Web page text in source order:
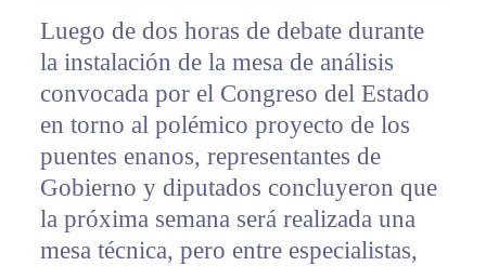
Luego de dos horas de debate durante
la instalación de la mesa de análisis
convocada por el Congreso del Estado
en torno al polémico proyecto de los
puentes enanos, representantes de
Gobierno y diputados concluyeron que
la próxima semana será realizada una
mesa técnica, pero entre especialistas,